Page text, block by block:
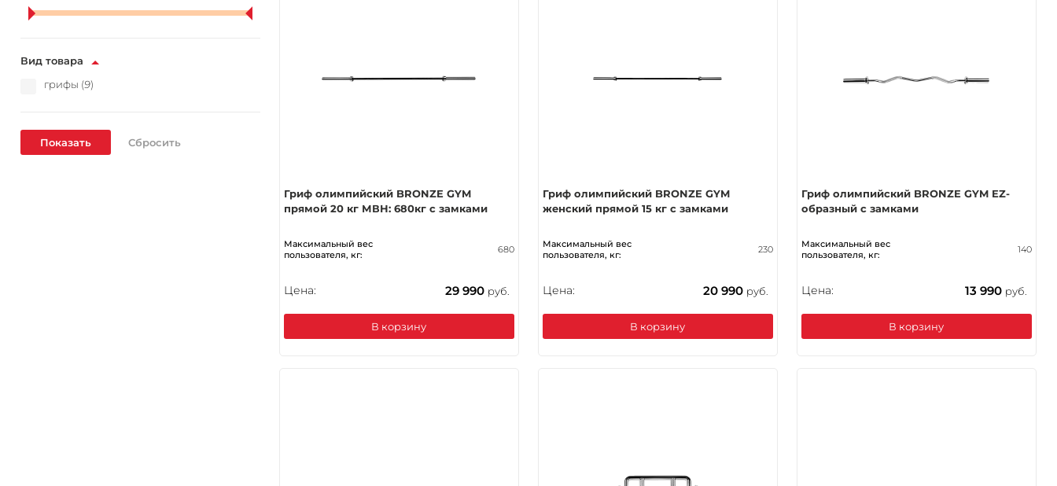
Вид товара
грифы (9)
Гриф олимпийский BRONZE GYM
прямой 20 кг МВН: 680кг с замками
Максимальный вес
пользователя, кг:
680
Цена: 29 990 руб.
В корзину
Гриф олимпийский BRONZE GYM
женский прямой 15 кг с замками
Максимальный вес
пользователя, кг:
230
Цена: 20 990 руб.
В корзину
Гриф олимпийский BRONZE GYM EZ-
образный с замками
Максимальный вес
пользователя, кг:
140
Цена: 13 990 руб.
В корзину